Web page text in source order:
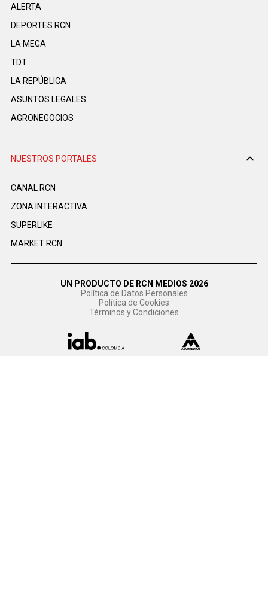
ALERTA
DEPORTES RCN
LA MEGA
TDT
LA REPÚBLICA
ASUNTOS LEGALES
AGRONEGOCIOS
NUESTROS PORTALES
CANAL RCN
ZONA INTERACTIVA
SUPERLIKE
MARKET RCN
UN PRODUCTO DE RCN MEDIOS 2026
Política de Datos Personales
Política de Cookies
Términos y Condiciones